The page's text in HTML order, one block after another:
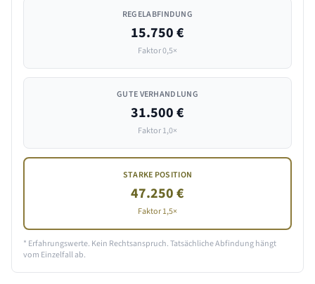
REGELABFINDUNG
15.750 €
Faktor 0,5×
GUTE VERHANDLUNG
31.500 €
Faktor 1,0×
STARKE POSITION
47.250 €
Faktor 1,5×
* Erfahrungswerte. Kein Rechtsanspruch. Tatsächliche Abfindung hängt
vom Einzelfall ab.